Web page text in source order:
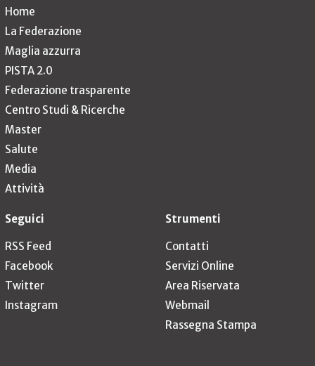
Home
La Federazione
Maglia azzurra
PISTA 2.0
Federazione trasparente
Centro Studi & Ricerche
Master
Salute
Media
Attività
Seguici
RSS Feed
Facebook
Twitter
Instagram
Strumenti
Contatti
Servizi Online
Area Riservata
Webmail
Rassegna Stampa